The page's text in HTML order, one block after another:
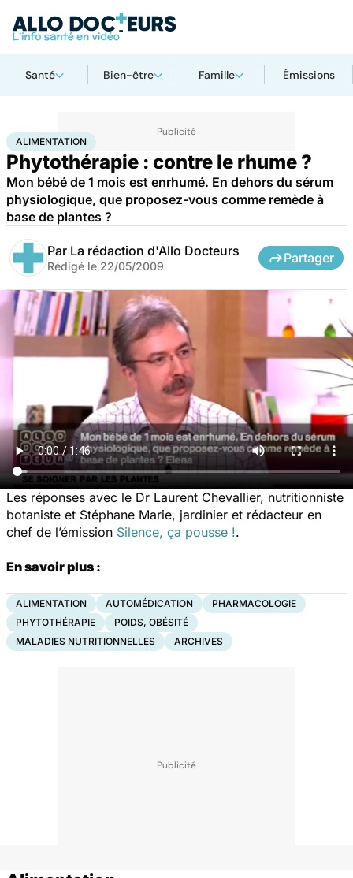
Santé Bien-être Famille Émissions
AccueilSantéMaladies Alimentation
ALIMENTATION
Phytothérapie : contre le rhume ?
Mon bébé de 1 mois est enrhumé. En dehors du sérum
physiologique, que proposez-vous comme remède à
base de plantes ?
Par La rédaction d'Allo Docteurs
Rédigé le 22/05/2009
Partager
Les réponses avec le Dr Laurent Chevallier, nutritionniste
botaniste et Stéphane Marie, jardinier et rédacteur en
chef de l’émission Silence, ça pousse !.
En savoir plus :
ALIMENTATION AUTOMÉDICATION
PHARMACOLOGIE
PHYTOTHÉRAPIE
POIDS, OBÉSITÉ
MALADIES NUTRITIONNELLES
ARCHIVES